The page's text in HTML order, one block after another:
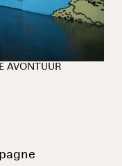
AVONTUUR